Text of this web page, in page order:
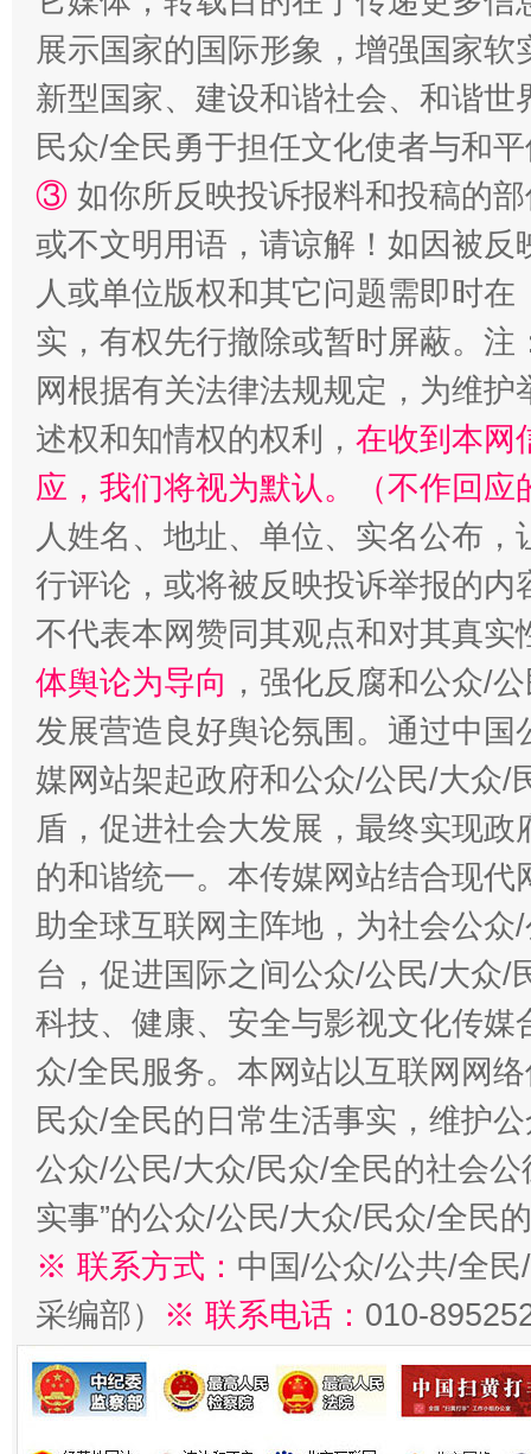
漫山遍野的桃花与雪山、麦地、白藏房 除
展示国家的国际形象，增强国家
新型国家、建设和谐社会、和谐
民众/全民勇于担任文化使者与和
③ 如你所反映投诉报料和投稿的
或不文明用语，请谅解！如因被
人或单位版权和其它问题需即时在
实，有权先行撤除或暂时屏蔽。
网根据有关法律法规规定，为维
述权和知情权的权利， 在收到本网
应，我们将视为默认。（不作回应
人姓名、地址、单位、实名公布
行评论，或将被反映投诉举报的
不代表本网赞同其观点和对其真实
体舆论为导向 ，强化反腐和公众/
发展营造良好舆论氛围。通过中
媒网站架起政府和公众/公民/大众/
盾，促进社会大发展，最终实现
的和谐统一。本传媒网站结合现
助全球互联网主阵地，为社会公
台，促进国际之间公众/公民/大众/
科技、健康、安全与影视文化传
众/全民服务。本网站以互联网网
民众/全民的日常生活事实，维护
公众/公民/大众/民众/全民的社会公
实事”的公众/公民/大众/民众/全民
※ 联系方式： 中国/公众/公共/全
采编部） ※ 联系电话： 010-